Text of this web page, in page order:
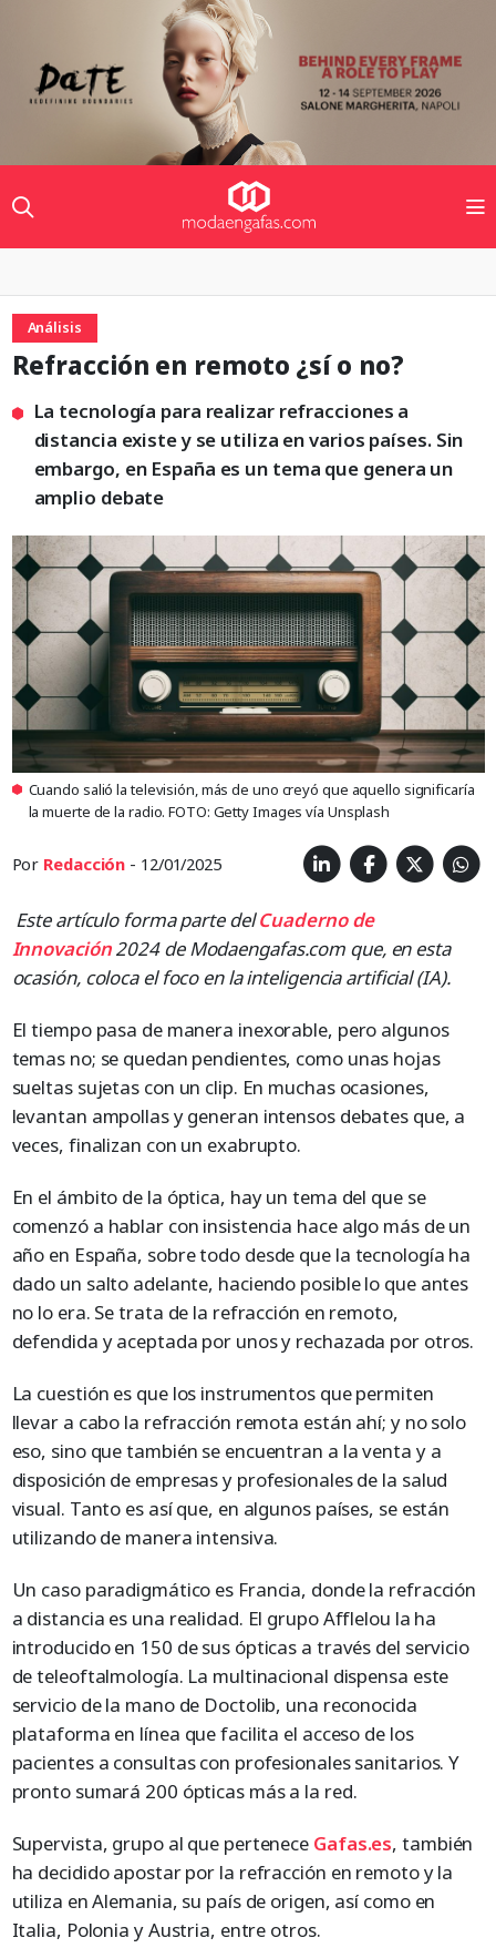
Análisis
Refracción en remoto ¿sí o no?
La tecnología para realizar refracciones a
distancia existe y se utiliza en varios países. Sin
embargo, en España es un tema que genera un
amplio debate
Cuando salió la televisión, más de uno creyó que aquello significaría
la muerte de la radio. FOTO: Getty Images vía Unsplash
Por Redacción - 12/01/2025
Este artículo forma parte delCuaderno de
Innovación2024 de Modaengafas.com que, en esta
ocasión, coloca el foco en la inteligencia artificial (IA).
El tiempo pasa de manera inexorable, pero algunos
temas no; se quedan pendientes, como unas hojas
sueltas sujetas con un clip. En muchas ocasiones,
levantan ampollas y generan intensos debates que, a
veces, finalizan con un exabrupto.
En el ámbito de la óptica, hay un tema del que se
comenzó a hablar con insistencia hace algo más de un
año en España, sobre todo desde que la tecnología ha
dado un salto adelante, haciendo posible lo que antes
no lo era. Se trata de la refracción en remoto,
defendida y aceptada por unos y rechazada por otros.
La cuestión es que los instrumentos que permiten
llevar a cabo la refracción remota están ahí; y no solo
eso, sino que también se encuentran a la venta y a
disposición de empresas y profesionales de la salud
visual. Tanto es así que, en algunos países, se están
utilizando de manera intensiva.
Un caso paradigmático es Francia, donde la refracción
a distancia es una realidad. El grupo Afflelou la ha
introducido en 150 de sus ópticas a través del servicio
de teleoftalmología. La multinacional dispensa este
servicio de la mano de Doctolib, una reconocida
plataforma en línea que facilita el acceso de los
pacientes a consultas con profesionales sanitarios. Y
pronto sumará 200 ópticas más a la red.
Supervista, grupo al que pertenece Gafas.es, también
ha decidido apostar por la refracción en remoto y la
utiliza en Alemania, su país de origen, así como en
Italia, Polonia y Austria, entre otros.